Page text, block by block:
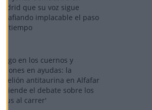
Madrid que su voz sigue
desafiando implacable el paso
del tiempo
Fuego en los cuernos y
millones en ayudas: la
rebelión antitaurina en Alfafar
enciende el debate sobre los
'bous al carrer'